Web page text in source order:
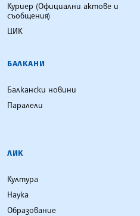
Куриер (Официални актове и
съобщения)
ЦИК
БАЛКАНИ
Балкански новини
Паралели
ЛИК
Култура
Наука
Образование